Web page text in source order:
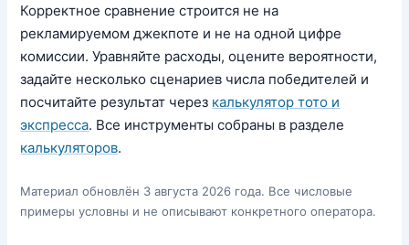
Корректное сравнение строится не на
рекламируемом джекпоте и не на одной цифре
комиссии. Уравняйте расходы, оцените вероятности,
задайте несколько сценариев числа победителей и
посчитайте результат через калькулятор тото и
экспресса. Все инструменты собраны в разделе
калькуляторов.
Материал обновлён 3 августа 2026 года. Все числовые
примеры условны и не описывают конкретного оператора.